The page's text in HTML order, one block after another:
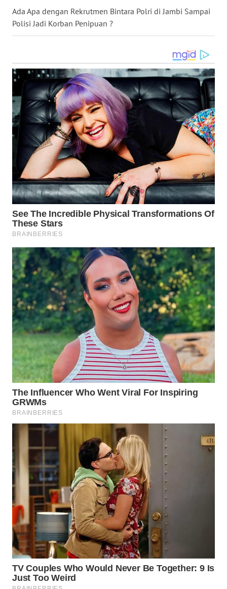
Ada Apa dengan Rekrutmen Bintara Polri di Jambi Sampai
Polisi Jadi Korban Penipuan ?
KEPRI
WN
WN
PAPUA
BARAT
WN
WN
SERAMBI
WN
JAMBI
WN
WN
NTB
WN
SULTENG
WN
SULBAR
WN
BABEL
SUMBAR
WN
SUMSEL
WN
BENGKULU
WN
LAMPUNG
WN
JATENG